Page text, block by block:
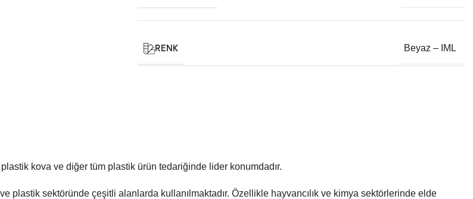
RENK Beyaz – IML
kova ve diğer tüm plastik ürün tedariğinde lider konumdadır.
plastik sektöründe çeşitli alanlarda kullanılmaktadır. Özellikle hayvancılık ve kimya sektörlerinde elde